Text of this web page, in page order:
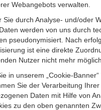
Webangebots verwalten.
Sie durch Analyse- und/oder
werden von uns durch
pseudonymisiert. Nach
ist eine direkte
Nutzer nicht mehr möglich.
in unserem „Cookie-Banner“
Sie der Verarbeitung Ihrer
Daten mit Hilfe von
zu den oben genannten